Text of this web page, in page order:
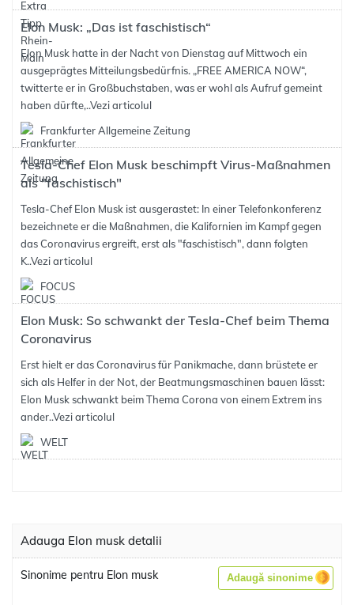
Elon Musk: „Das ist faschistisch“
Elon Musk hatte in der Nacht von Dienstag auf Mittwoch ein
ausgeprägtes Mitteilungsbedürfnis. „FREE AMERICA NOW“,
twitterte er in Großbuchstaben, was er wohl als Aufruf gemeint
haben dürfte,..Vezi articolul
Frankfurter Allgemeine Zeitung
Tesla-Chef Elon Musk beschimpft Virus-Maßnahmen
als "faschistisch"
Tesla-Chef Elon Musk ist ausgerastet: In einer Telefonkonferenz
bezeichnete er die Maßnahmen, die Kalifornien im Kampf gegen
das Coronavirus ergreift, erst als "faschistisch", dann folgten
K..Vezi articolul
FOCUS
Elon Musk: So schwankt der Tesla-Chef beim Thema
Coronavirus
Erst hielt er das Coronavirus für Panikmache, dann brüstete er
sich als Helfer in der Not, der Beatmungsmaschinen bauen lässt:
Elon Musk schwankt beim Thema Corona von einem Extrem ins
ander..Vezi articolul
WELT
Adauga Elon musk detalii
Sinonime pentru Elon musk Adaugă sinonime